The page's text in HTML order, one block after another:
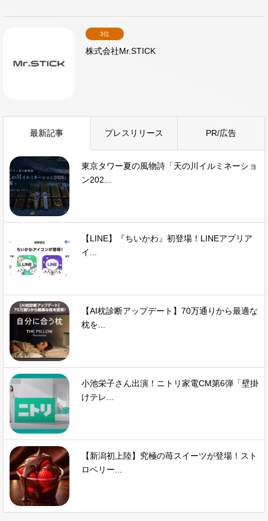
3位
株式会社Mr.STICK
最新記事 プレスリリース PR/広告
東京タワー夏の風物詩「天の川イルミネーショ
ン202...
【LINE】『ちいかわ』初登場！LINEアプリア
イ...
【AI枕診断アップデート】70万通りから最適な
枕を...
小池栄子さん出演！ニトリ家電CM第6弾「壁掛
けテレ...
【新潟初上陸】究極の苺スイーツが登場！スト
ロベリー...